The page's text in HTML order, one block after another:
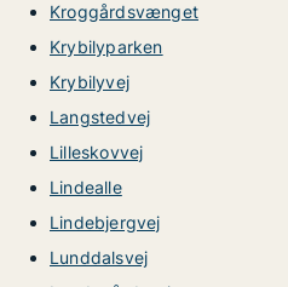
Kroggårdsvænget
Krybilyparken
Krybilyvej
Langstedvej
Lilleskovvej
Lindealle
Lindebjergvej
Lunddalsvej